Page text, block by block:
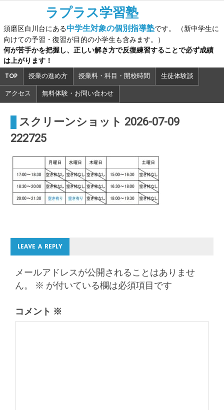
content
ラプラス学習塾
須磨区白川台にある中学生対象の個別指導塾です。 （新中学生に
向けての予習・復習が目的の小学生も含みます。）
何が苦手かを把握し、正しい解き方で反復練習することで必ず成績
は上がります！
TOP 授業の進め方 授業料・科目・開校時間 生徒体験談
アクセス 無料体験・お問い合わせ
スクリーンショット 2026-07-09
222725
LEAVE A REPLY
メールアドレスが公開されることはありませ
ん。
※ が付いている欄は必須項目です
コメント ※